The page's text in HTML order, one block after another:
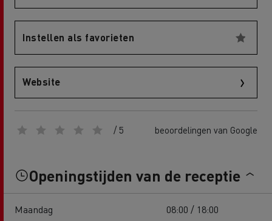
Instellen als favorieten
Website
/ 5 beoordelingen van Google
Openingstijden van de receptie
Maandag
08:00 / 18:00